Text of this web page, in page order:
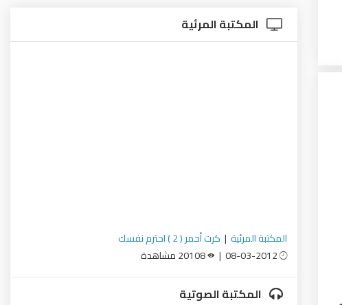
المكتبة المرئية
المكتبة المرئية | كرت أحمر ( 2 ) احترم نفسك
المكتبة الصوتية